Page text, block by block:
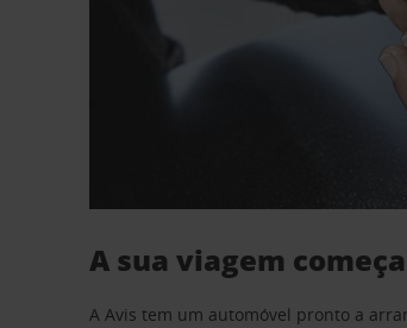
A sua viagem
A Avis tem um automóvel pronto a